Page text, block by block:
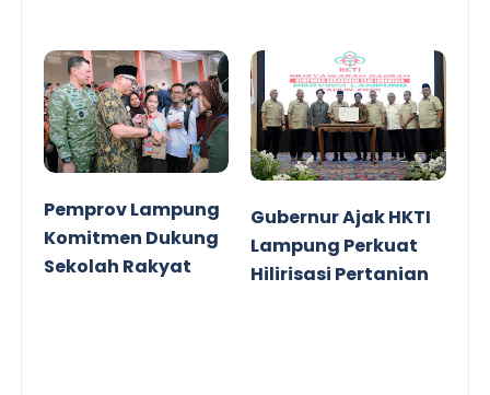
Pemprov Lampung
Komitmen Dukung
Sekolah Rakyat
Gubernur Ajak HKTI
Lampung Perkuat
Hilirisasi Pertanian